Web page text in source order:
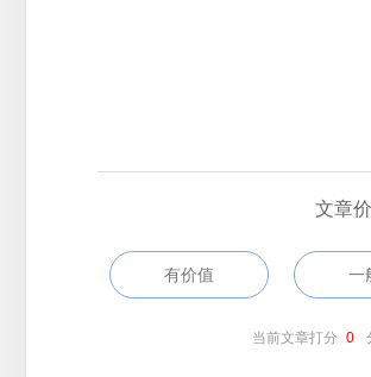
文章
有价值 一
当前文章打分 0